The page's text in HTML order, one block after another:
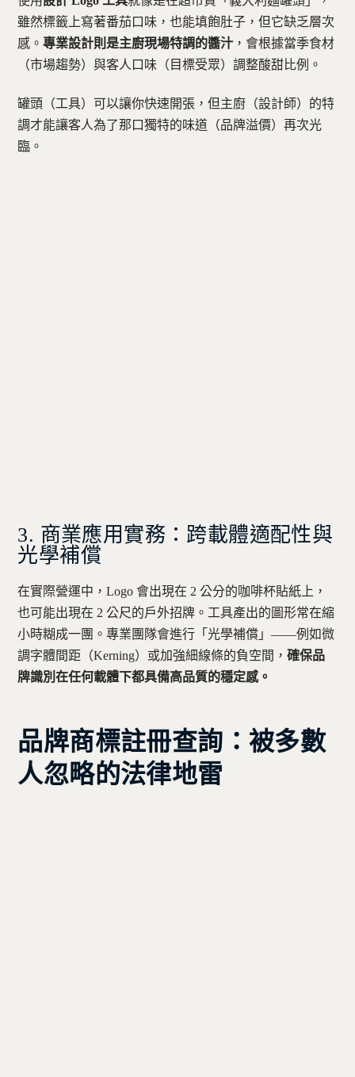
雖然標籤上寫著番茄口味，也能填飽肚子，但它缺乏層次
感。專業設計則是主廚現場特調的醬汁 ，會根據當季食材
（市場趨勢）與客人口味（目標受眾）調整酸甜比例。
罐頭（工具）可以讓你快速開張，但主廚（設計師）的特
調才能讓客人為了那口獨特的味道（品牌溢價）再次光
臨。
3. 商業應用實務：跨載體適配性與
光學補償
在實際營運中，Logo 會出現在 2 公分的咖啡杯貼紙上，
也可能出現在 2 公尺的戶外招牌。工具產出的圖形常在縮
小時糊成一團。專業團隊會進行「光學補償」——例如微
調字體間距（Kerning）或加強細線條的負空間，確保品
牌識別在任何載體下都具備高品質的穩定感。
品牌商標註冊查詢：被多數
人忽略的法律地雷